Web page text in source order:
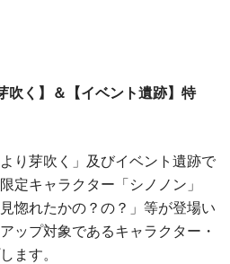
吹く】＆【イベント遺跡】特
り芽吹く」及びイベント遺跡で
定キャラクター「シノノン」
惚れたかの？の？」等が登場い
ップ対象であるキャラクター・
ます。